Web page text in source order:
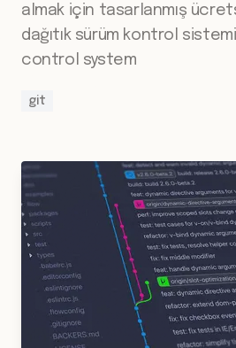
almak için tasarlanmış
dağıtık sürüm kontrol
control system
git